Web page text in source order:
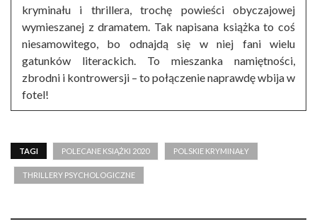
kryminału i thrillera, trochę powieści obyczajowej
wymieszanej z dramatem. Tak napisana książka to coś
niesamowitego, bo odnajdą się w niej fani wielu
gatunków literackich. To mieszanka namiętności,
zbrodni i kontrowersji – to połączenie naprawdę wbija w
fotel!
TAGI POLECANE KSIĄŻKI 2020 POLSKIE KRYMINAŁY
THRILLERY PSYCHOLOGICZNE